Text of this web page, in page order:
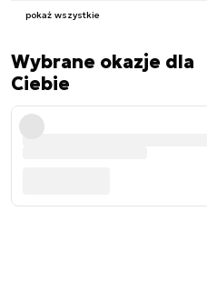
pokaż wszystkie
Wybrane okazje dla
Ciebie